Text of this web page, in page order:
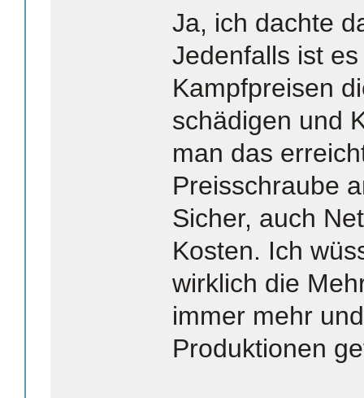
Ja, ich dachte
Jedenfalls ist
Kampfpreisen
schädigen und
man das
Preisschraube
Sicher, auch
Kosten. Ich
wirklich die
immer mehr
Produktionen